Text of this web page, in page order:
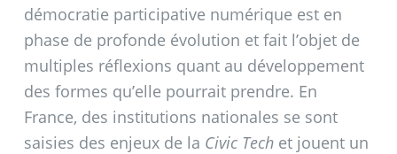
démocratie participative numérique est en
phase de profonde évolution et fait l’objet de
multiples réflexions quant au développement
des formes qu’elle pourrait prendre. En
France, des institutions nationales se sont
saisies des enjeux de la Civic Techet jouent un